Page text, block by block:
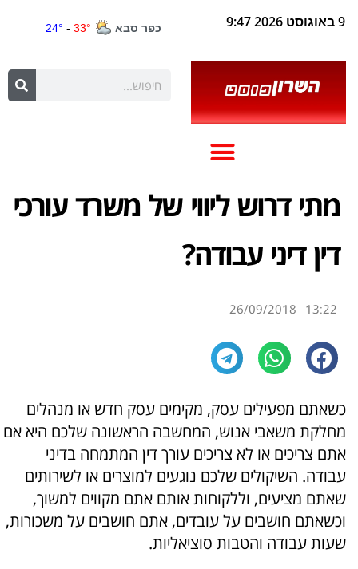
9 באוגוסט 2026 9:47
מתי דרוש ליווי של משרד עורכי
דין דיני עבודה?
13:22
26/09/2018
כשאתם מפעילים עסק, מקימים עסק חדש או מנהלים
מחלקת משאבי אנוש, המחשבה הראשונה שלכם היא אם
אתם צריכים או לא צריכים עורך דין המתמחה בדיני
עבודה. השיקולים שלכם נוגעים למוצרים או לשירותים
שאתם מציעים, וללקוחות אותם אתם מקווים למשוך,
וכשאתם חושבים על עובדים, אתם חושבים על משכורות,
שעות עבודה והטבות סוציאליות.